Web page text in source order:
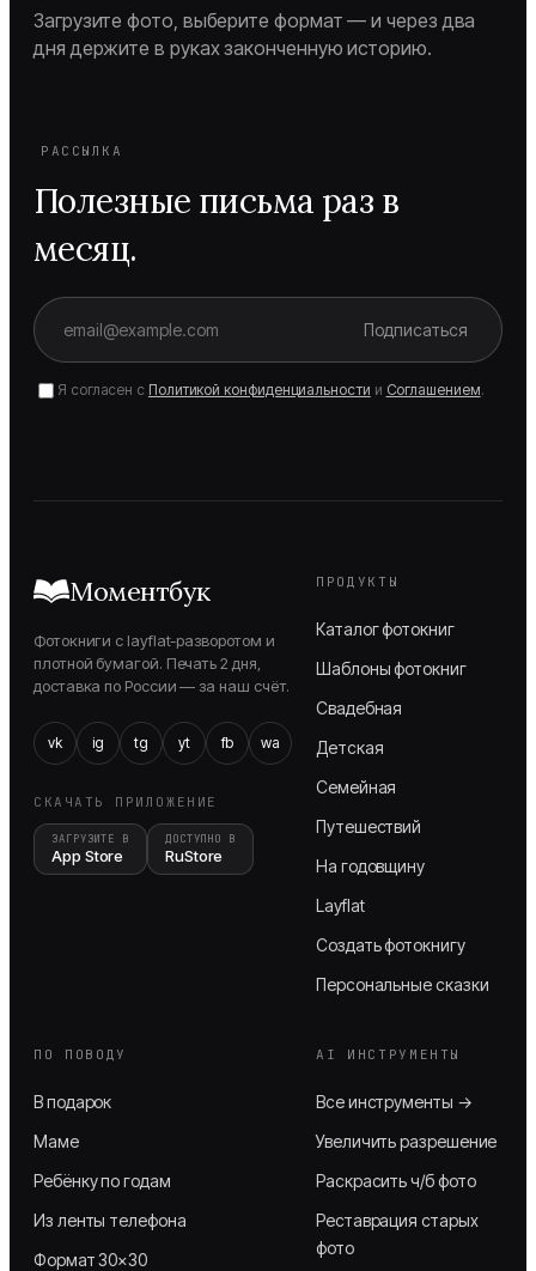
Загрузите фото, выберите формат — и через два
дня держите в руках законченную историю.
РАССЫЛКА
Полезные письма раз в
месяц.
Подписаться
Я согласен с Политикой конфиденциальности и Соглашением.
Моментбук
Фотокниги с layflat-разворотом и
плотной бумагой. Печать 2 дня,
доставка по России — за наш счёт.
vk ig tg yt fb wa
СКАЧАТЬ ПРИЛОЖЕНИЕ
ЗАГРУЗИТЕ В
App Store
ДОСТУПНО В
RuStore
ПРОДУКТЫ
Каталог фотокниг
Шаблоны фотокниг
Свадебная
Детская
Семейная
Путешествий
На годовщину
Layflat
Создать фотокнигу
Персональные сказки
ПО ПОВОДУ
В подарок
Маме
Ребёнку по годам
Из ленты телефона
Формат 30×30
AI ИНСТРУМЕНТЫ
Все инструменты →
Увеличить разрешение
Раскрасить ч/б фото
Реставрация старых
фото